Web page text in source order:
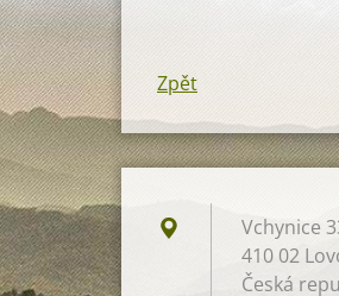
Zpět
Vchynice
410 02
Česká